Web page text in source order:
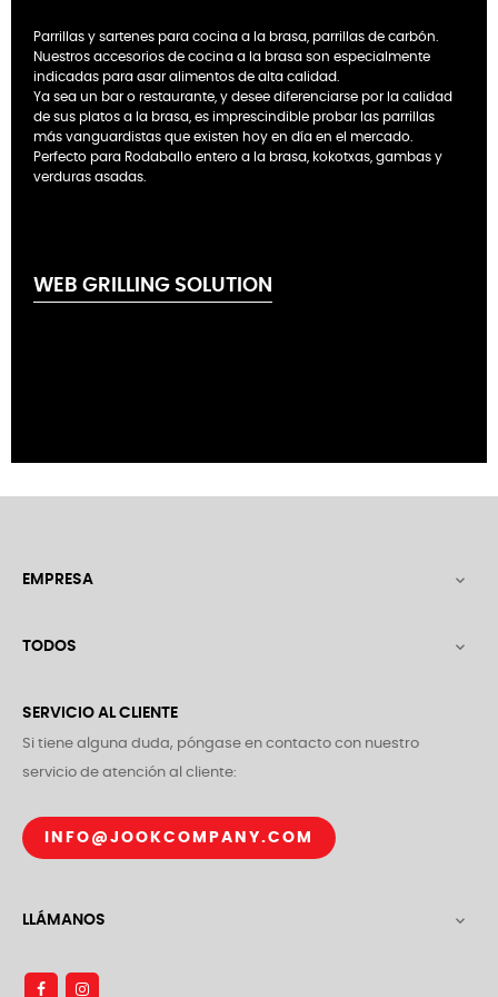
Parrillas y sartenes para cocina a la brasa, parrillas de carbón.
Nuestros accesorios de cocina a la brasa son especialmente
indicadas para asar alimentos de alta calidad.
Ya sea un bar o restaurante, y desee diferenciarse por la calidad
de sus platos a la brasa, es imprescindible probar las parrillas
más vanguardistas que existen hoy en día en el mercado.
Perfecto para Rodaballo entero a la brasa, kokotxas, gambas y
verduras asadas.
WEB GRILLING SOLUTION
EMPRESA 
TODOS 
SERVICIO AL CLIENTE
Si tiene alguna duda, póngase en contacto con nuestro
servicio de atención al cliente:
INFO@JOOKCOMPANY.COM
LLÁMANOS 